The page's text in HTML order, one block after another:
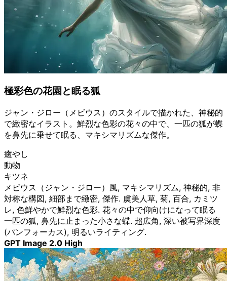
極彩色の花園と眠る狐
ジャン・ジロー（メビウス）のスタイルで描かれた、神秘的
で緻密なイラスト。鮮烈な色彩の花々の中で、一匹の狐が蝶
を鼻先に乗せて眠る、マキシマリズムな傑作。
癒やし
動物
キツネ
メビウス（ジャン・ジロー）風, マキシマリズム, 神秘的, 非
対称な構図, 細部まで緻密, 傑作. 虞美人草, 菊, 百合, カミツ
レ, 色鮮やかで鮮烈な色彩. 花々の中で仰向けになって眠る
一匹の狐, 鼻先に止まった小さな蝶. 超広角, 深い被写界深度
(パンフォーカス), 明るいライティング.
GPT Image 2.0 High